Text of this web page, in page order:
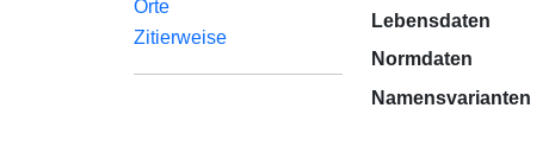
Orte
Zitierweise
Lebensdaten
Normdaten
Namensvarianten